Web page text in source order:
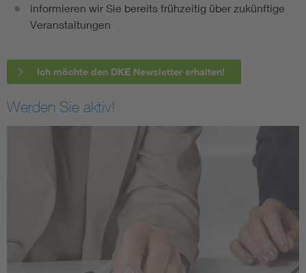
informieren wir Sie bereits frühzeitig über zukünftige
Veranstaltungen
Ich möchte den DKE Newsletter erhalten!
Werden Sie aktiv!